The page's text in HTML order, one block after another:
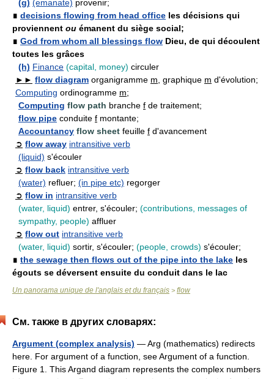
(g) (emanate) provenir;
∎ decisions flowing from head office les décisions qui
proviennent ou émanent du siège social;
∎ God from whom all blessings flow Dieu, de qui découlent
toutes les grâces
(h) Finance (capital, money) circuler
►► flow diagram organigramme m , graphique m d'évolution;
Computing ordinogramme m;
Computing flow path branche f de traitement;
flow pipe conduite f montante;
Accountancy flow sheet feuille f d'avancement
➲ flow away intransitive verb
(liquid) s'écouler
➲ flow back intransitive verb
(water) refluer; (in pipe etc) regorger
➲ flow in intransitive verb
(water, liquid) entrer, s'écouler; (contributions, messages of
sympathy, people) affluer
➲ flow out intransitive verb
(water, liquid) sortir, s'écouler; (people, crowds) s'écouler;
∎ the sewage then flows out of the pipe into the lake les
égouts se déversent ensuite du conduit dans le lac
Un panorama unique de l'anglais et du français > flow
См. также в других словарях:
Argument (complex analysis) — Arg (mathematics) redirects
here. For argument of a function, see Argument of a function.
Figure 1. This Argand diagram represents the complex numbers